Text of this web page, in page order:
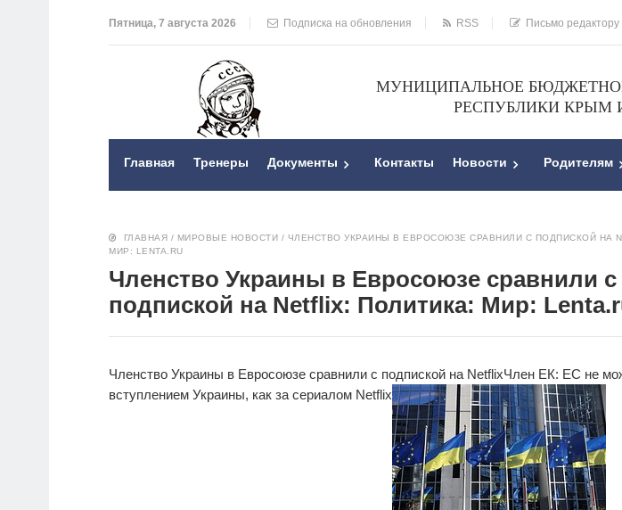
Пятница, 7 августа 2026 Подписка на обновления RSS Письмо редактору
МУНИЦИПАЛЬНОЕ
РЕСПУБЛИКИ КРЫМ
Главная Тренеры Документы Контакты Новости Родителям
ГЛАВНАЯ / МИРОВЫЕ НОВОСТИ / ЧЛЕНСТВО УКРАИНЫ В ЕВРОСОЮЗЕ СРАВНИЛИ С ПОДПИСКОЙ НА
МИР: LENTA.RU
Членство Украины в Евросоюзе сравнили с
подпиской на Netflix: Политика: Мир:
Членство Украины в Евросоюзе сравнили с подпиской на NetflixЧлен ЕК: ЕС не
вступлением Украины, как за сериалом Netflix